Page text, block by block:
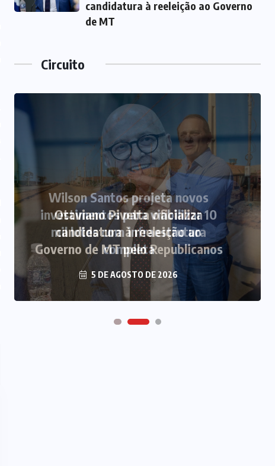
candidatura à reeleição ao Governo
de MT
Circuito
Otaviano Pivetta oficializa
candidatura à reeleição ao
Governo de MT pelo Republicanos
5 DE AGOSTO DE 2026